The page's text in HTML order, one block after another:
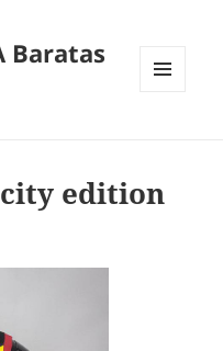
Baratas
edition